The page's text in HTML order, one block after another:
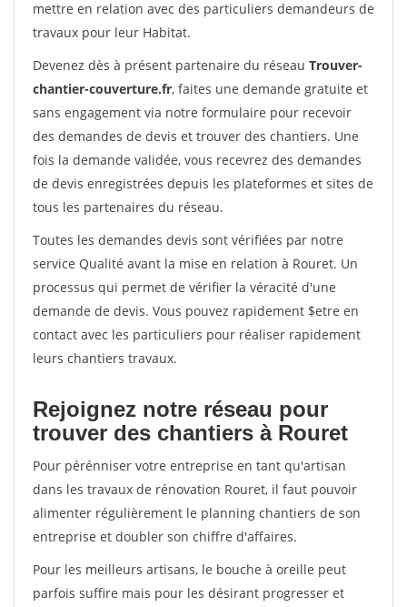
mettre en relation avec des particuliers demandeurs de
travaux pour leur Habitat.
Devenez dès à présent partenaire du réseau Trouver-
chantier-couverture.fr, faites une demande gratuite et
sans engagement via notre formulaire pour recevoir
des demandes de devis et trouver des chantiers. Une
fois la demande validée, vous recevrez des demandes
de devis enregistrées depuis les plateformes et sites de
tous les partenaires du réseau.
Toutes les demandes devis sont vérifiées par notre
service Qualité avant la mise en relation à Rouret. Un
processus qui permet de vérifier la véracité d'une
demande de devis. Vous pouvez rapidement $etre en
contact avec les particuliers pour réaliser rapidement
leurs chantiers travaux.
Rejoignez notre réseau pour
trouver des chantiers à Rouret
Pour pérénniser votre entreprise en tant qu'artisan
dans les travaux de rénovation Rouret, il faut pouvoir
alimenter régulièrement le planning chantiers de son
entreprise et doubler son chiffre d'affaires.
Pour les meilleurs artisans, le bouche à oreille peut
parfois suffire mais pour les désirant progresser et